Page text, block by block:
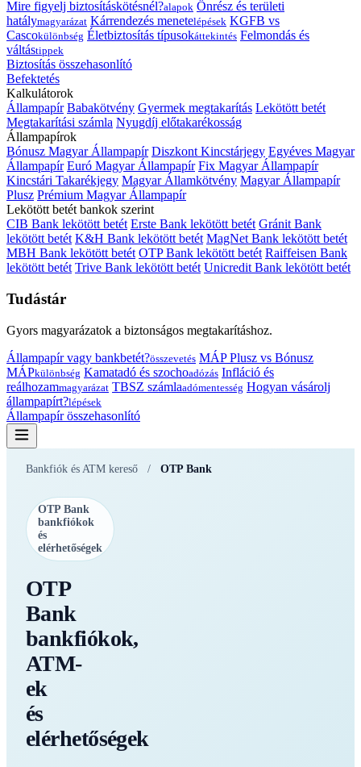
Mire figyelj biztosításkötésnél?alapok Önrész és területi
hatálymagyarázat Kárrendezés menetelépések KGFB vs
Cascokülönbség Életbiztosítás típusokáttekintés Felmondás és
váltástippek
Biztosítás összehasonlító
Befektetés
Kalkulátorok
Állampapír Babakötvény Gyermek megtakarítás Lekötött betét
Megtakarítási számla Nyugdíj előtakarékosság
Állampapírok
Bónusz Magyar Állampapír Diszkont Kincstárjegy Egyéves Magyar
Állampapír Euró Magyar Állampapír Fix Magyar Állampapír
Kincstári Takarékjegy Magyar Államkötvény Magyar Állampapír
Plusz Prémium Magyar Állampapír
Lekötött betét bankok szerint
CIB Bank lekötött betét Erste Bank lekötött betét Gránit Bank
lekötött betét K&H Bank lekötött betét MagNet Bank lekötött betét
MBH Bank lekötött betét OTP Bank lekötött betét Raiffeisen Bank
lekötött betét Trive Bank lekötött betét Unicredit Bank lekötött betét
Tudástár
Gyors magyarázatok a biztonságos megtakarításhoz.
Állampapír vagy bankbetét?összevetés MÁP Plusz vs Bónusz
MÁPkülönbség Kamatadó és szochoadózás Infláció és
reálhozammagyarázat TBSZ számlaadómentesség Hogyan vásárolj
állampapírt?lépések
Állampapír összehasonlító
Bankfiók és ATM kereső / OTP Bank
OTP Bank
bankfiókok
és
elérhetőségek
OTP
Bank
bankfiókok,
ATM-
ek
és
elérhetőségek